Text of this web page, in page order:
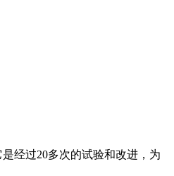
经过20多次的试验和改进，为